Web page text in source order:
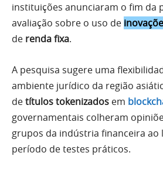
instituições anunciaram o fim da
avaliação sobre o uso de
de renda fixa.
A pesquisa sugere uma
ambiente jurídico da região
detítulos tokenizados em
governamentais colheram
grupos da indústria financeira ao
período de testes práticos.